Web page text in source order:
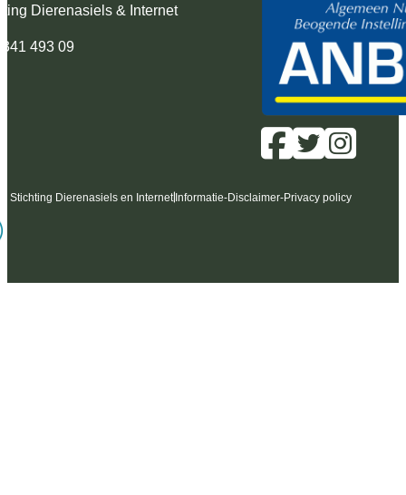
Dierenasiels & Internet
493 09
Stichting Dierenasiels en Internet Informatie-Disclaimer-Privacy policy